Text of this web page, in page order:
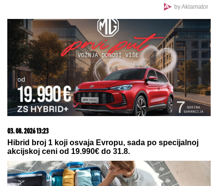
by Aklamator
03. 08. 2026 13:23
Hibrid broj 1 koji osvaja Evropu, sada po specijalnoj
akcijskoj ceni od 19.990€ do 31.8.